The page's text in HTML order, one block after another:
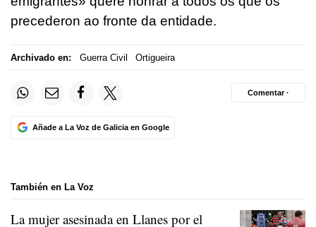
precederon ao fronte da entidade.
Archivado en: Guerra Civil Ortigueira
Añade a La Voz de Galicia en Google
Comentar ·
También en La Voz
La mujer asesinada en Llanes por el